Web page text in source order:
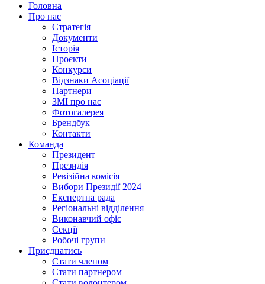
Головна
Про нас
Стратегія
Документи
Історія
Проєкти
Конкурси
Відзнаки Асоціації
Партнери
ЗМІ про нас
Фотогалерея
Брендбук
Контакти
Команда
Президент
Президія
Ревізійна комісія
Вибори Президії 2024
Експертна рада
Регіональні відділення
Виконавчий офіс
Секції
Робочі групи
Приєднатись
Стати членом
Стати партнером